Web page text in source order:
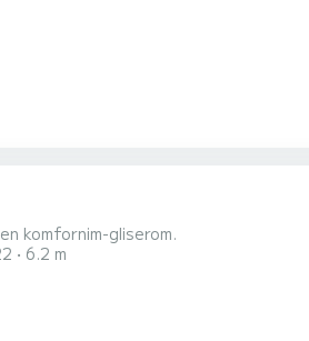
komfornim-gliserom.
6.2 m